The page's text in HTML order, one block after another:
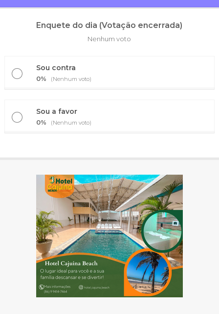
Enquete do dia (Votação encerrada)
Nenhum voto
Sou contra
0% (Nenhum voto)
Sou a favor
0% (Nenhum voto)